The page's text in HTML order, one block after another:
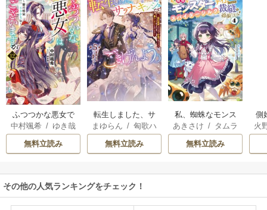
ふつつかな悪女で
はございますが
中村颯希 / ゆき哉
無料立読み
転生しました、サ
ラナ・キンジェで
す。ごきげんよ
う。
まゆらん /匈歌ハ
トリ
無料立読み
私、蜘蛛なモンス
ターをテイムした
ので、スパイダー
シルクで裁縫を頑
あきさけ / タムラ
ヨウ
無料立読み
側
火
その他の人気ランキングをチェック！